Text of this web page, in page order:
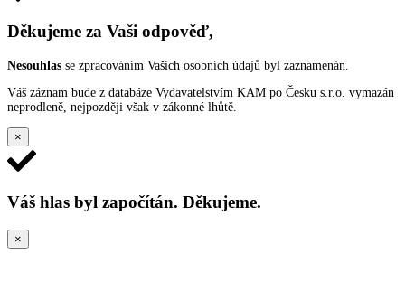
Děkujeme za Vaši odpověď,
Nesouhlas se zpracováním Vašich osobních údajů byl zaznamenán.
Váš záznam bude z databáze Vydavatelstvím KAM po Česku s.r.o. vymazán
neprodleně, nejpozději však v zákonné lhůtě.
×
Váš hlas byl započítán. Děkujeme.
×